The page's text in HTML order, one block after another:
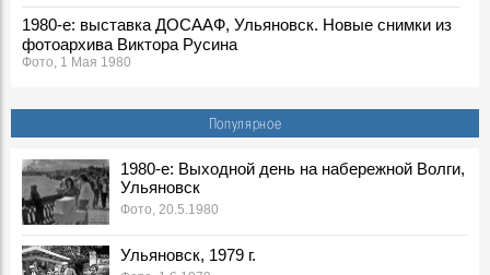
1980-е: выставка ДОСААФ, Ульяновск. Новые снимки из
фотоархива Виктора Русина
Фото, 1 Мая 1980
Новые снимки из фотоархива Виктора Русина
Фото, 30 Апреля 1980
1980-е: посевная, Ульяновская область. Новые снимки из
фотоархива Виктора Русина
Фото, 1 Мая 1980
1980-е: на производстве, стройках и в сельском
хозяйстве Ульяновской области. Новые снимки из
Популярное
1980-е: Выходной день на набережной Волги,
Ульяновск
Фото, 20.5.1980
Ульяновск, 1979 г.